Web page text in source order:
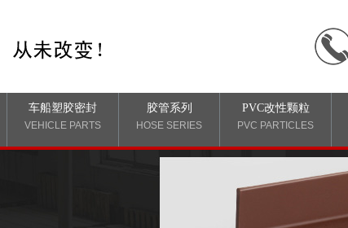
车船塑胶密封
VEHICLE PARTS
胶管系列
HOSE SERIES
PVC改性颗粒
PVC PARTICLES